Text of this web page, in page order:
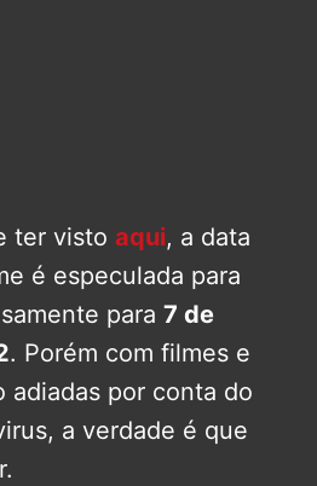
ter visto aqui, a data
é especulada para
para 7 de
. Porém com filmes e
adiadas por conta do
a verdade é que